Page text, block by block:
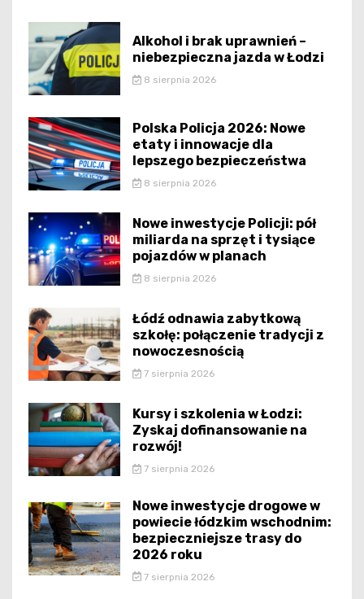
Alkohol i brak uprawnień –
niebezpieczna jazda w Łodzi
8 sierpnia 2026
Polska Policja 2026: Nowe
etaty i innowacje dla
lepszego bezpieczeństwa
8 sierpnia 2026
Nowe inwestycje Policji: pół
miliarda na sprzęt i tysiące
pojazdów w planach
8 sierpnia 2026
Łódź odnawia zabytkową
szkołę: połączenie tradycji z
nowoczesnością
7 sierpnia 2026
Kursy i szkolenia w Łodzi:
Zyskaj dofinansowanie na
rozwój!
7 sierpnia 2026
Nowe inwestycje drogowe w
powiecie łódzkim wschodnim:
bezpieczniejsze trasy do
2026 roku
7 sierpnia 2026